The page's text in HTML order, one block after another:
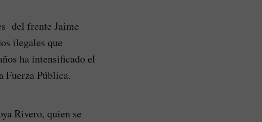
del frente Jaime
ilegales que
ha intensificado el
Fuerza Pública.
Rivero, quien se